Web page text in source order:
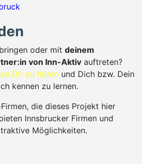
oder mit deinem
von Inn-Aktiv auftreten?
Dir zu hören und Dich bzw. Dein
kennen zu lernen.
die dieses Projekt hier
Innsbrucker Firmen und
Möglichkeiten.